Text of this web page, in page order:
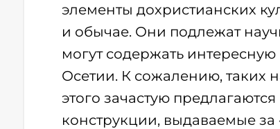
элементы дохристианских
и обычае. Они подлежат
могут содержать
Осетии. К сожалению, таких
этого зачастую
конструкции, выдаваемые